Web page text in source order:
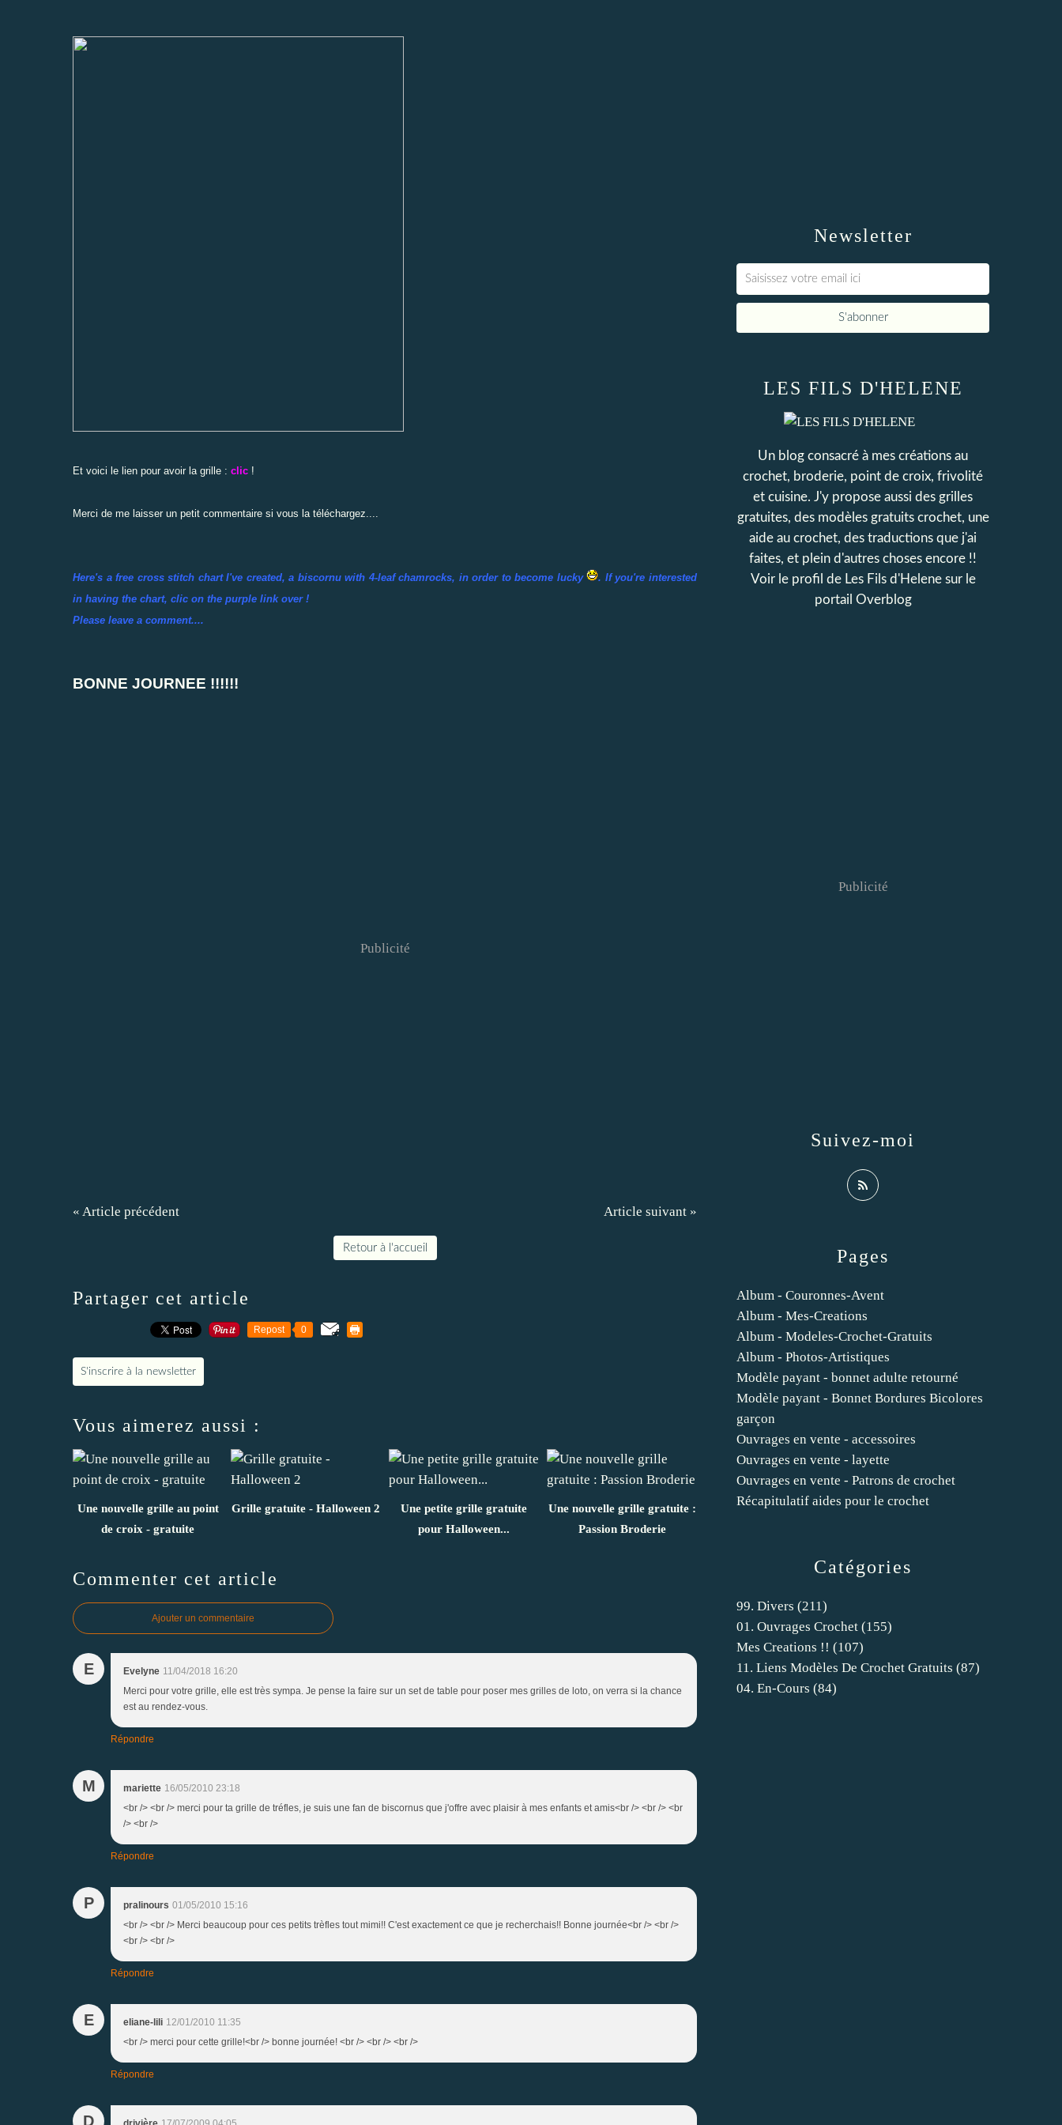
Et voici le lien pour avoir la grille : clic !
Merci de me laisser un petit commentaire si vous la téléchargez....
Here's a free cross stitch chart I've created, a biscornu with 4-leaf chamrocks, in order to become lucky
. If you're interested
in having the chart, clic on the purple link over !
Please leave a comment....
BONNE JOURNEE !!!!!!
Publicité
« Article précédent Article suivant »
Retour à l'accueil
Partager cet article
Repost 0
S'inscrire à la newsletter
Vous aimerez aussi :
Une nouvelle grille au point
de croix - gratuite
Grille gratuite - Halloween 2
Une petite grille gratuite
pour Halloween...
Une nouvelle grille gratuite :
Passion Broderie
Commenter cet article
Ajouter un commentaire
E Evelyne 11/04/2018 16:20
Merci pour votre grille, elle est très sympa. Je pense la faire sur un set de table pour poser mes grilles de loto, on verra si la chance
est au rendez-vous.
Répondre
M mariette 16/05/2010 23:18
<br /> <br /> merci pour ta grille de tréfles, je suis une fan de biscornus que j'offre avec plaisir à mes enfants et amis<br /> <br /> <br
/> <br />
Répondre
P pralinours 01/05/2010 15:16
<br /> <br /> Merci beaucoup pour ces petits trèfles tout mimi!! C'est exactement ce que je recherchais!! Bonne journée<br /> <br />
<br /> <br />
Répondre
E eliane-lili 12/01/2010 11:35
<br /> merci pour cette grille!<br /> bonne journée! <br /> <br /> <br />
Répondre
D
Newsletter
Catégories
99. Divers (211)
01. Ouvrages Crochet (155)
Mes Creations !! (107)
11. Liens Modèles De Crochet Gratuits (87)
04. En-Cours (84)
Pages
Album - Couronnes-Avent
Album - Mes-Creations
Album - Modeles-Crochet-Gratuits
Album - Photos-Artistiques
Modèle payant - bonnet adulte retourné
Modèle payant - Bonnet Bordures Bicolores
garçon
Ouvrages en vente - accessoires
Ouvrages en vente - layette
Ouvrages en vente - Patrons de crochet
Récapitulatif aides pour le crochet
LES FILS D'HELENE
Un blog consacré à mes créations au
crochet, broderie, point de croix, frivolité
et cuisine. J'y propose aussi des grilles
gratuites, des modèles gratuits crochet, une
aide au crochet, des traductions que j'ai
faites, et plein d'autres choses encore !!
Voir le profil de Les Fils d'Helenesur le
portail Overblog
Suivez-moi
Publicité